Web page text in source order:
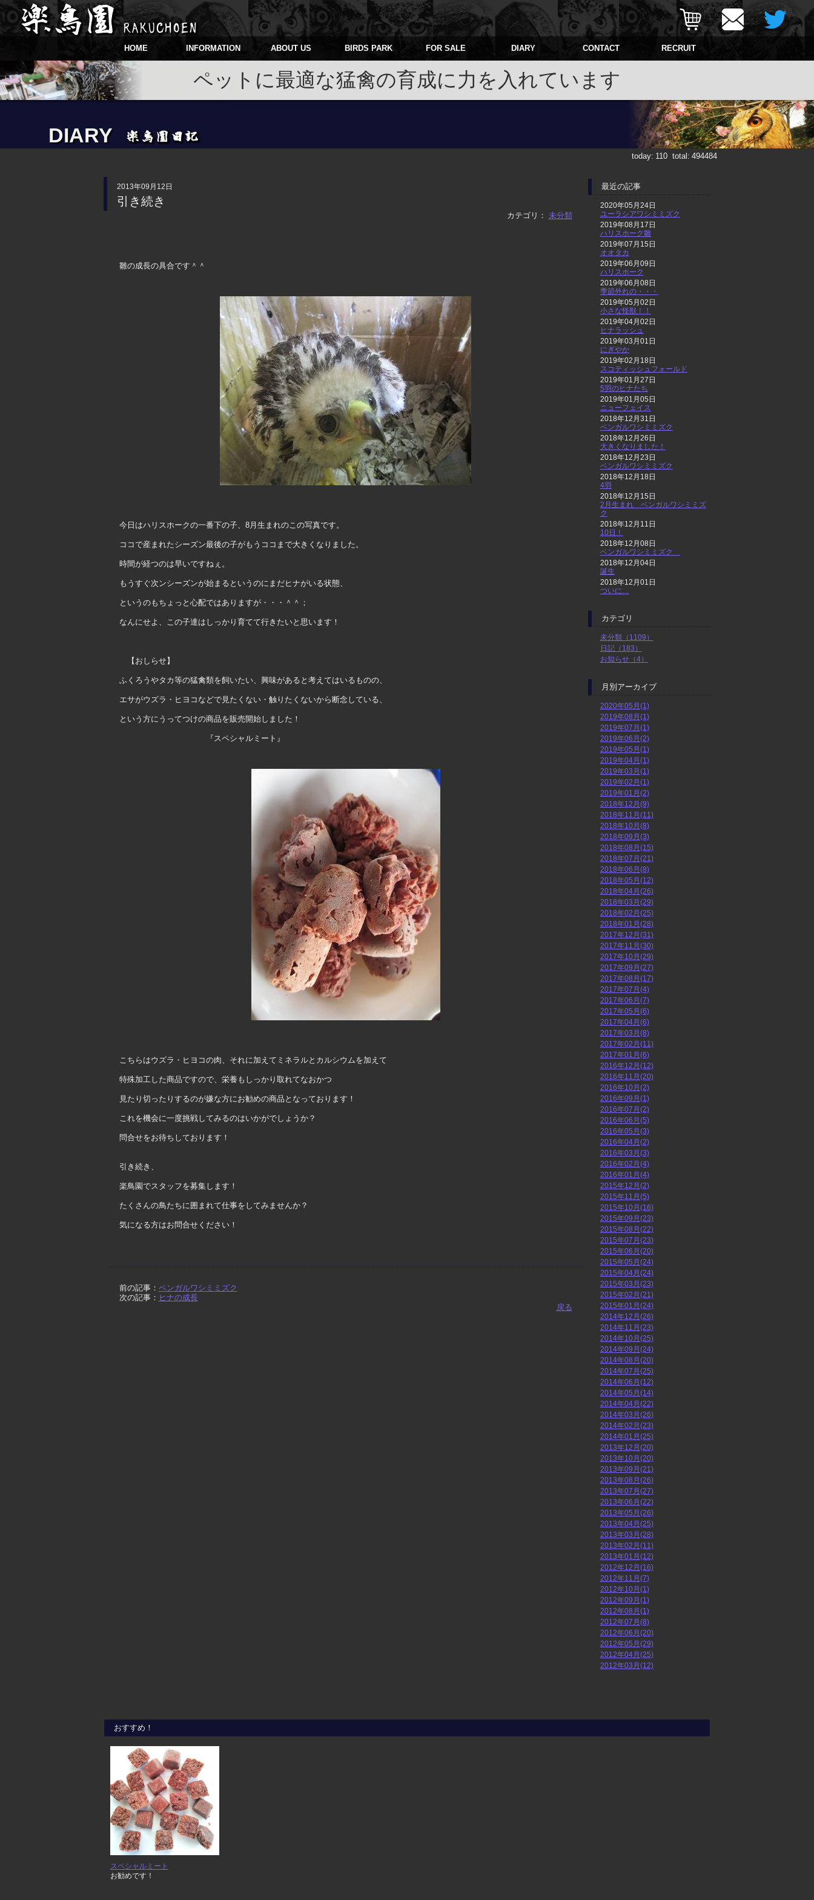
HOME INFORMATION ABOUT US BIRDS PARK FOR SALE DIARY CONTACT RECRUIT
ペットに最適な猛禽の育成に力を入れています
DIARY
today: 110 total: 494484
2013年09月12日
引き続き
カテゴリ： 未分類
雛の成長の具合です＾＾
今日はハリスホークの一番下の子、8月生まれのこの写真です。
ココで産まれたシーズン最後の子がもうココまで大きくなりました。
時間が経つのは早いですねぇ。
もうすぐ次ンシーズンが始まるというのにまだヒナがいる状態、
というのもちょっと心配ではありますが・・・＾＾；
なんにせよ、この子達はしっかり育てて行きたいと思います！
【おしらせ】
ふくろうやタカ等の猛禽類を飼いたい、興味があると考えてはいるものの、
エサがウズラ・ヒヨコなどで見たくない・触りたくないから断念している、
という方にうってつけの商品を販売開始しました！
『スペシャルミート』
こちらはウズラ・ヒヨコの肉、それに加えてミネラルとカルシウムを加えて
特殊加工した商品ですので、栄養もしっかり取れてなおかつ
見たり切ったりするのが嫌な方にお勧めの商品となっております！
これを機会に一度挑戦してみるのはいかがでしょうか？
問合せをお待ちしております！
引き続き、
楽鳥園でスタッフを募集します！
たくさんの鳥たちに囲まれて仕事をしてみませんか？
気になる方はお問合せください！
前の記事： ベンガルワシミミズク
次の記事： ヒナの成長
戻る
最近の記事
2020年05月24日
ユーラシアワシミミズク
2019年08月17日
ハリスホーク雛
2019年07月15日
オオタカ
2019年06月09日
ハリスホーク
2019年06月08日
季節外れの・・・
2019年05月02日
小さな怪獣！！
2019年04月02日
ヒナラッシュ
2019年03月01日
にぎやか
2019年02月18日
スコティッシュフォールド
2019年01月27日
5羽のヒナたち
2019年01月05日
ニューフェイス
2018年12月31日
ベンガルワシミミズク
2018年12月26日
大きくなりました！
2018年12月23日
ベンガルワシミミズク
2018年12月18日
4羽
2018年12月15日
2月生まれ ベンガルワシミミズ
ク
2018年12月11日
10日！
2018年12月08日
ベンガルワシミミズク
2018年12月04日
誕生
2018年12月01日
ついに…
カテゴリ
未分類（1109）
日記（183）
お知らせ（4）
月別アーカイブ
2020年05月(1)
2019年08月(1)
2019年07月(1)
2019年06月(2)
2019年05月(1)
2019年04月(1)
2019年03月(1)
2019年02月(1)
2019年01月(2)
2018年12月(9)
2018年11月(11)
2018年10月(8)
2018年09月(3)
2018年08月(15)
2018年07月(21)
2018年06月(8)
2018年05月(12)
2018年04月(26)
2018年03月(29)
2018年02月(25)
2018年01月(28)
2017年12月(31)
2017年11月(30)
2017年10月(29)
2017年09月(27)
2017年08月(17)
2017年07月(4)
2017年06月(7)
2017年05月(6)
2017年04月(6)
2017年03月(8)
2017年02月(11)
2017年01月(6)
2016年12月(12)
2016年11月(20)
2016年10月(2)
2016年09月(1)
2016年07月(2)
2016年06月(5)
2016年05月(3)
2016年04月(2)
2016年03月(3)
2016年02月(4)
2016年01月(4)
2015年12月(2)
2015年11月(5)
2015年10月(16)
2015年09月(23)
2015年08月(22)
2015年07月(23)
2015年06月(20)
2015年05月(24)
2015年04月(24)
2015年03月(23)
2015年02月(21)
2015年01月(24)
2014年12月(26)
2014年11月(23)
2014年10月(25)
2014年09月(24)
2014年08月(20)
2014年07月(25)
2014年06月(12)
2014年05月(14)
2014年04月(22)
2014年03月(26)
2014年02月(23)
2014年01月(25)
2013年12月(20)
2013年10月(20)
2013年09月(21)
2013年08月(26)
2013年07月(27)
2013年06月(22)
2013年05月(26)
2013年04月(25)
2013年03月(28)
2013年02月(11)
2013年01月(12)
2012年12月(16)
2012年11月(7)
2012年10月(1)
2012年09月(1)
2012年08月(1)
2012年07月(8)
2012年06月(20)
2012年05月(29)
2012年04月(25)
2012年03月(12)
おすすめ！
スペシャルミート
お勧めです！